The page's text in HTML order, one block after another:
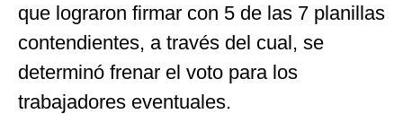
que lograron firmar con 5 de las 7 planillas
contendientes, a través del cual, se
determinó frenar el voto para los
trabajadores eventuales.